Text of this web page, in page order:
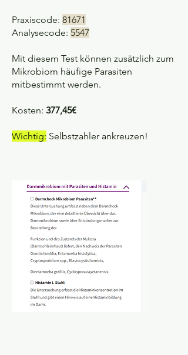
Praxiscode: 81671
Analysecode: 5547
Mit diesem Test können zusätzlich zum
Mikrobiom häufige Parasiten
mitbestimmt werden.
Kosten: 377,45€
Wichtig: Selbstzahler ankreuzen!